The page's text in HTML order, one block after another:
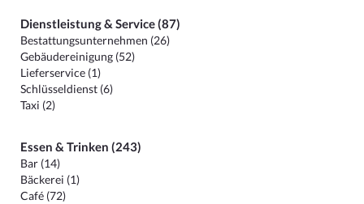
Dienstleistung & Service (87)
Bestattungsunternehmen (26)
Gebäudereinigung (52)
Lieferservice (1)
Schlüsseldienst (6)
Taxi (2)
Essen & Trinken (243)
Bar (14)
Bäckerei (1)
Café (72)